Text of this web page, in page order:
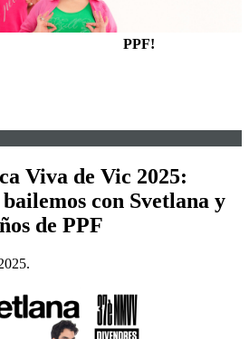
PPF!
Viva de Vic 2025:
con Svetlana y
de PPF
.